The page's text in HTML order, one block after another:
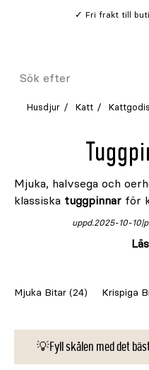
Fri frakt till
Meny
Sök
Husdjur Katt Kattgodis
Mjuka, halvsega och
klassiska tuggpinnar för
mindre bitar och varje
mjuka
uppd.2025-10-10
Mjuka Bitar (24) Krispiga
💡Fyll skålen med det